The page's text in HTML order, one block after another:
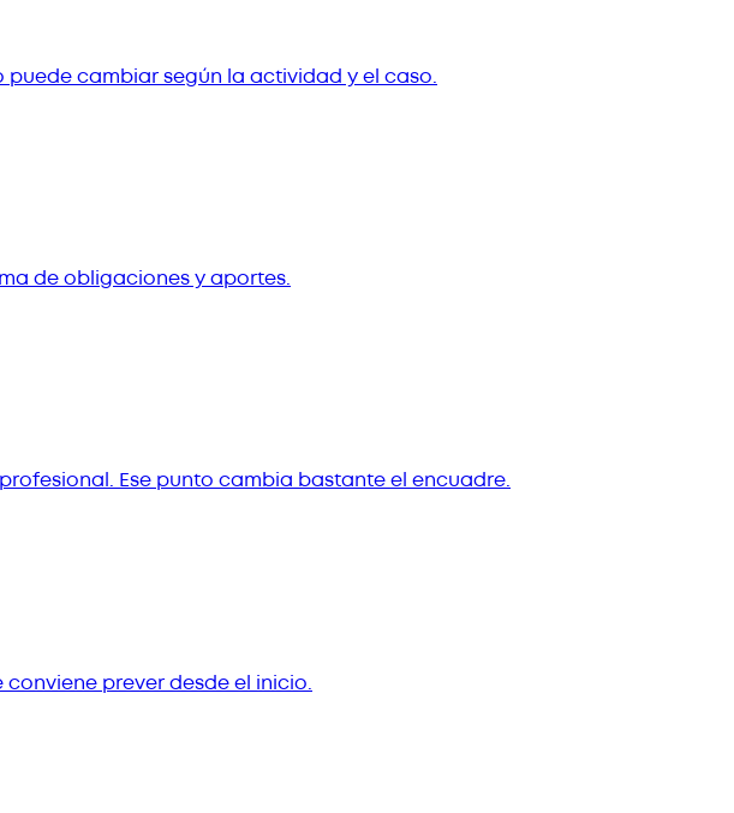
puede cambiar según la actividad y el caso.
de obligaciones y aportes.
Ese punto cambia bastante el encuadre.
prever desde el inicio.